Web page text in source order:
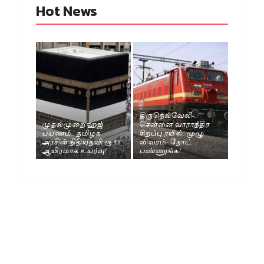
Hot News
முதல்முறை ஹஜ்
பயணம்.. தமிழக
அரசின் நிதியுதவி ரூ.35
ஆயிரமாக உயர்வு!
திருநெல்வேலி-
சென்னை வாராந்திர
சிறப்பு ரயில். முழு
விவரம்- நோட்
பண்ணுங்க!